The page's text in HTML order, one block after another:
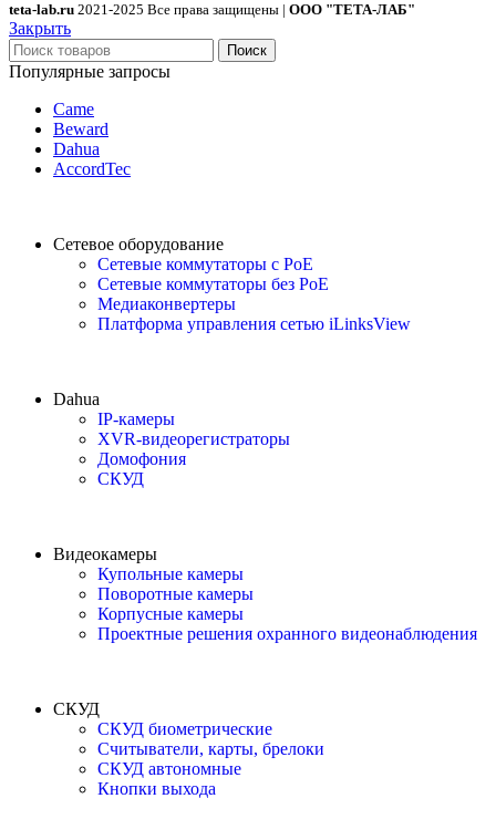
teta-lab.ru 2021-2025 Все права защищены | ООО "ТЕТА-ЛАБ"
Закрыть
Поиск
Популярные запросы
Came
Beward
Dahua
AccordTec
Сетевое оборудование
Сетевые коммутаторы с PoE
Сетевые коммутаторы без PoE
Медиаконвертеры
Платформа управления сетью iLinksView
Dahua
IP-камеры
XVR-видеорегистраторы
Домофония
СКУД
Видеокамеры
Купольные камеры
Поворотные камеры
Корпусные камеры
Проектные решения охранного видеонаблюдения
СКУД
СКУД биометрические
Считыватели, карты, брелоки
СКУД автономные
Кнопки выхода